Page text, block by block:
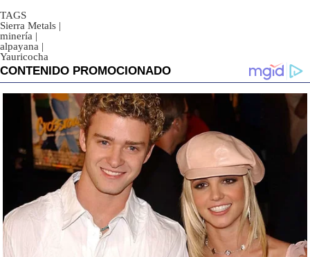
TAGS
Sierra Metals |
minería |
alpayana |
Yauricocha